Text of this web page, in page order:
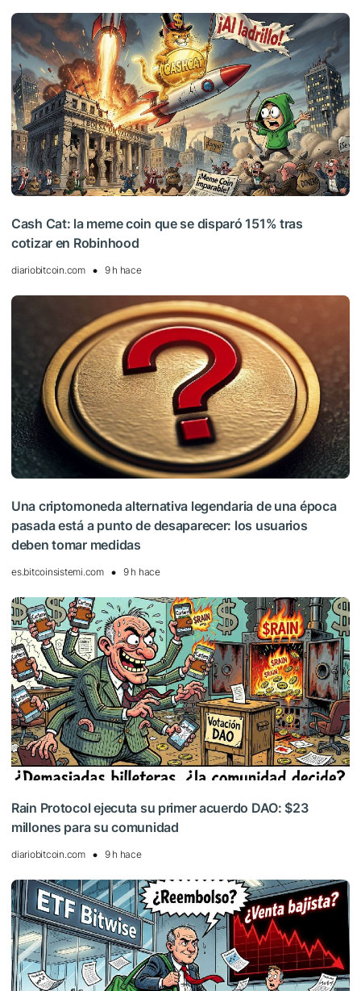
Cash Cat: la meme coin que se disparó 151% tras
cotizar en Robinhood
diariobitcoin.com 9 h hace
Una criptomoneda alternativa legendaria de una época
pasada está a punto de desaparecer: los usuarios
deben tomar medidas
es.bitcoinsistemi.com 9 h hace
Rain Protocol ejecuta su primer acuerdo DAO: $23
millones para su comunidad
diariobitcoin.com 9 h hace